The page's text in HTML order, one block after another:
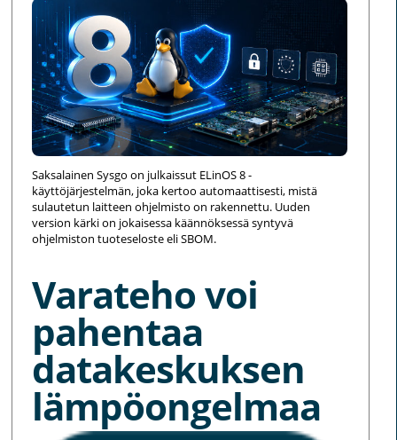
Saksalainen Sysgo on julkaissut ELinOS 8 -
käyttöjärjestelmän, joka kertoo automaattisesti, mistä
sulautetun laitteen ohjelmisto on rakennettu. Uuden
version kärki on jokaisessa käännöksessä syntyvä
ohjelmiston tuoteseloste eli SBOM.
Varateho voi
pahentaa
datakeskuksen
lämpöongelmaa